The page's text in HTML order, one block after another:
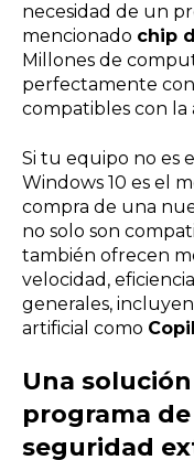
necesidad de un
mencionado chip
Millones de
perfectamente
compatibles con la
Si tu equipo no es
Windows 10 es el
compra de una
no solo son
también ofrecen
velocidad,
generales,
artificial como
Una
programa
seguridad